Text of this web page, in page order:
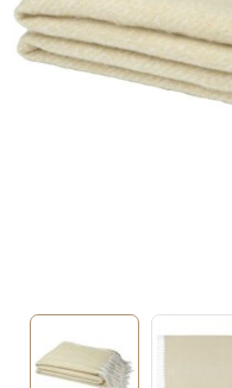
Voor de bouw
Zomergeschenken